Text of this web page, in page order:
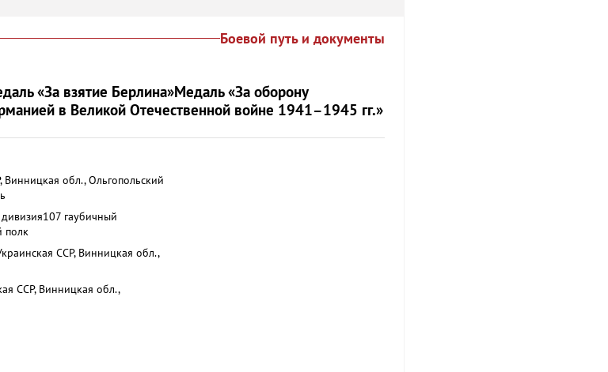
Боевой путь и документы
«За взятие Берлина»Медаль «За оборону
в Великой Отечественной войне 1941–1945 гг.»
Винницкая обл., Ольгопольский
107 гаубичный
полк
ССР, Винницкая обл.,
ССР, Винницкая обл.,